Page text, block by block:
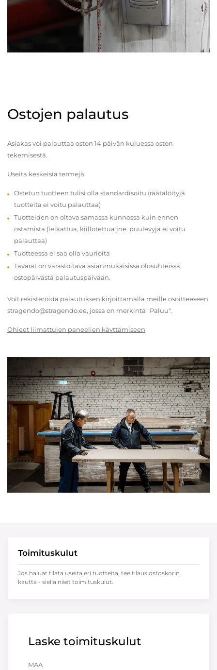
Ostojen palautus
Asiakas voi palauttaa oston 14 päivän kuluessa oston
tekemisestä.
Useita keskeisiä termejä:
Ostetun tuotteen tulisi olla standardisoitu (räätälöityjä
tuotteita ei voitu palauttaa)
Tuotteiden on oltava samassa kunnossa kuin ennen
ostamista (leikattua, kiillotettua jne. puulevyjä ei voitu
palauttaa)
Tuotteessa ei saa olla vaurioita
Tavarat on varastoitava asianmukaisissa olosuhteissa
ostopäivästä palautuspäivään.
Voit rekisteröidä palautuksen kirjoittamalla meille osoitteeseen
stragendo@stragendo.ee, jossa on merkintä "Paluu".
Ohjeet liimattujen paneelien käyttämiseen
Laske toimituskulut
MAA
Toimituskulut
Jos haluat tilata useita eri tuotteita, tee tilaus ostoskorin
kautta - siellä näet toimituskulut.